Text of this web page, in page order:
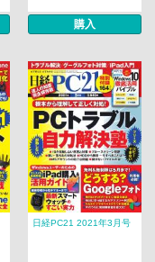
購入
日経PC21 2021年3月号